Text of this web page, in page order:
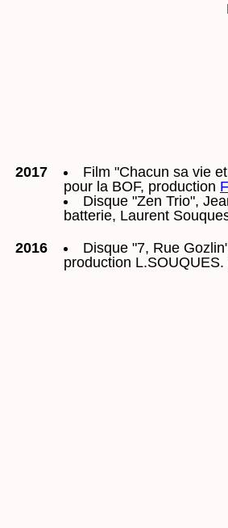
2017
Film "Chacun sa vie
pour la BOF, production
Disque "Zen Trio",
batterie, Laurent
2016
Disque "7, Rue
production